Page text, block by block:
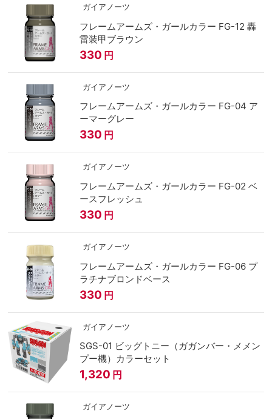
ガイアノーツ
フレームアームズ・ガールカラー FG-12 轟
雷装甲ブラウン
330 円
ガイアノーツ
フレームアームズ・ガールカラー FG-04 ア
ーマーグレー
330 円
ガイアノーツ
フレームアームズ・ガールカラー FG-02 ベ
ースフレッシュ
330 円
ガイアノーツ
フレームアームズ・ガールカラー FG-06 プ
ラチナブロンドベース
330 円
ガイアノーツ
SGS-01 ビッグトニー（ガガンバー・メメン
プー機）カラーセット
1,320 円
ガイアノーツ